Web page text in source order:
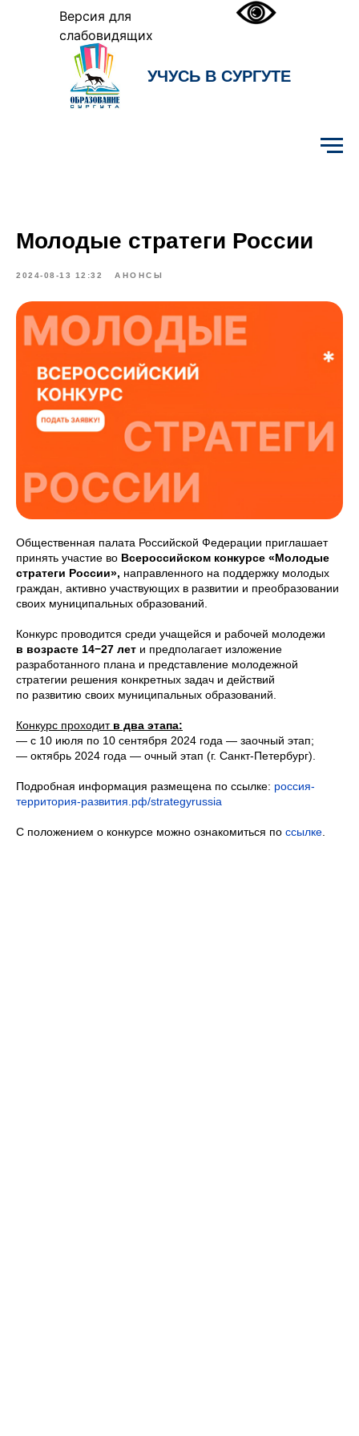
Версия для
слабовидящих
УЧУСЬ В СУРГУТЕ
Молодые стратеги России
2024-08-13 12:32 АНОНСЫ
Общественная палата Российской Федерации приглашает
принять участие во Всероссийском конкурсе «Молодые
стратеги России», направленного на поддержку молодых
граждан, активно участвующих в развитии и преобразовании
своих муниципальных образований.
Конкурс проводится среди учащейся и рабочей молодежи
в возрасте 14−27 лет и предполагает изложение
разработанного плана и представление молодежной
стратегии решения конкретных задач и действий
по развитию своих муниципальных образований.
Конкурс проходитв два этапа:
— с 10 июля по 10 сентября 2024 года — заочный этап;
— октябрь 2024 года — очный этап (г. Санкт-Петербург).
Подробная информация размещена по ссылке: россия-
территория-развития.рф/strategyrussia
С положением о конкурсе можно ознакомиться по ссылке